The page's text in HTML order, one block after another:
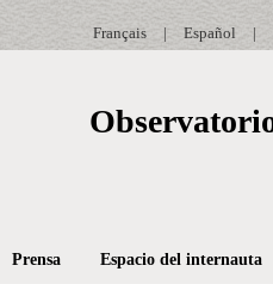
|
Español
|
Français
Prensa Espacio del internauta